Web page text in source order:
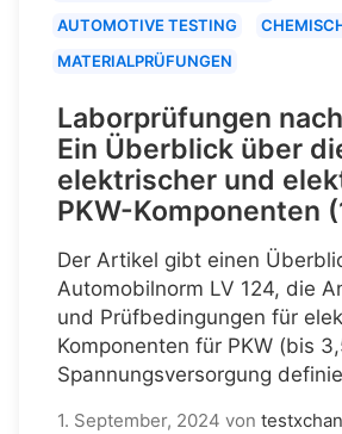
AUTOMOTIVE TESTING
MATERIALPRÜFUNGEN
Laborprüfungen
Ein Überblick über
elektrischer und
PKW-Komponenten
Der Artikel gibt einen
Automobilnorm LV 124, die
und Prüfbedingungen für
Komponenten für PKW (bis
Spannungsversorgung
1. September, 2024 von